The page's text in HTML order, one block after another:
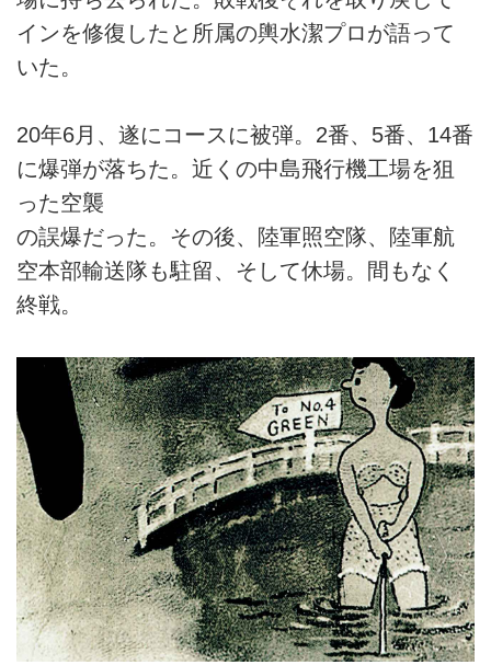
インを修復したと所属の輿水潔プロが語って
いた。
20年6月、遂にコースに被弾。2番、5番、14番
に爆弾が落ちた。近くの中島飛行機工場を狙
った空襲
の誤爆だった。その後、陸軍照空隊、陸軍航
空本部輸送隊も駐留、そして休場。間もなく
終戦。